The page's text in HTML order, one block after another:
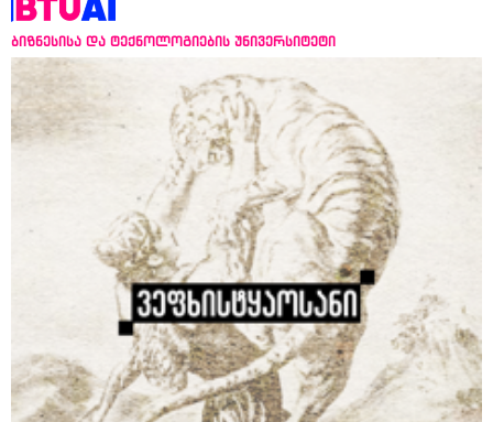
ბიზნესისა და ტექნოლოგიების უნივერსიტეტი